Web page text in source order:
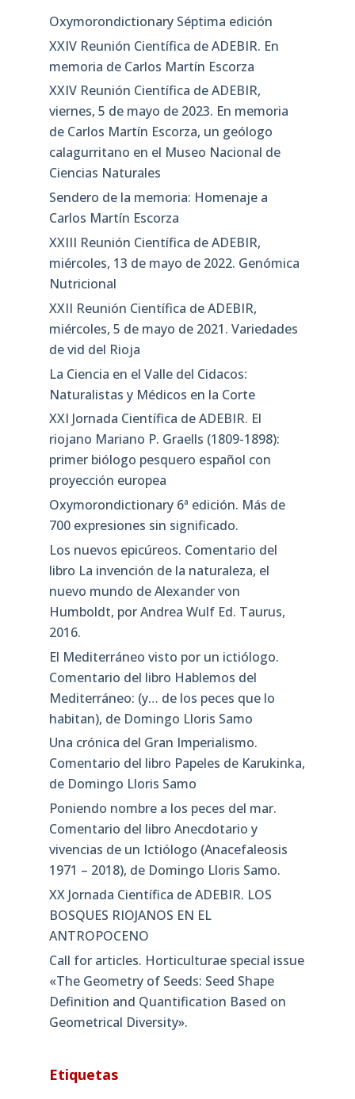
Oxymorondictionary Séptima edición
XXIV Reunión Científica de ADEBIR. En
memoria de Carlos Martín Escorza
XXIV Reunión Científica de ADEBIR,
viernes, 5 de mayo de 2023. En memoria
de Carlos Martín Escorza, un geólogo
calagurritano en el Museo Nacional de
Ciencias Naturales
Sendero de la memoria: Homenaje a
Carlos Martín Escorza
XXIII Reunión Científica de ADEBIR,
miércoles, 13 de mayo de 2022. Genómica
Nutricional
XXII Reunión Científica de ADEBIR,
miércoles, 5 de mayo de 2021. Variedades
de vid del Rioja
La Ciencia en el Valle del Cidacos:
Naturalistas y Médicos en la Corte
XXI Jornada Científica de ADEBIR. El
riojano Mariano P. Graells (1809-1898):
primer biólogo pesquero español con
proyección europea
Oxymorondictionary 6ª edición. Más de
700 expresiones sin significado.
Los nuevos epicúreos. Comentario del
libro La invención de la naturaleza, el
nuevo mundo de Alexander von
Humboldt, por Andrea Wulf Ed. Taurus,
2016.
El Mediterráneo visto por un ictiólogo.
Comentario del libro Hablemos del
Mediterráneo: (y… de los peces que lo
habitan), de Domingo Lloris Samo
Una crónica del Gran Imperialismo.
Comentario del libro Papeles de Karukinka,
de Domingo Lloris Samo
Poniendo nombre a los peces del mar.
Comentario del libro Anecdotario y
vivencias de un Ictiólogo (Anacefaleosis
1971 – 2018), de Domingo Lloris Samo.
XX Jornada Científica de ADEBIR. LOS
BOSQUES RIOJANOS EN EL
ANTROPOCENO
Call for articles. Horticulturae special issue
«The Geometry of Seeds: Seed Shape
Definition and Quantification Based on
Geometrical Diversity»​.
Etiquetas